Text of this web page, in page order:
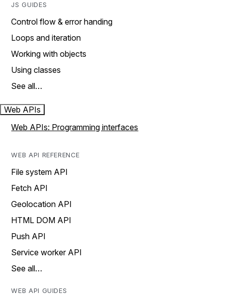
JS GUIDES
Control flow & error handing
Loops and iteration
Working with objects
Using classes
See all…
Web APIs
Web APIs: Programming interfaces
WEB API REFERENCE
File system API
Fetch API
Geolocation API
HTML DOM API
Push API
Service worker API
See all…
WEB API GUIDES